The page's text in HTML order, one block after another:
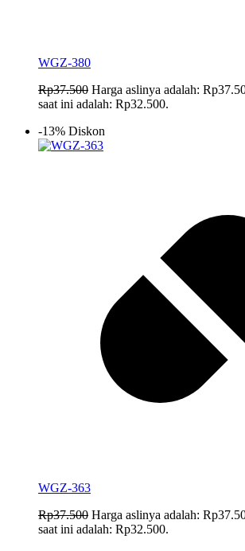
WGZ-380
Rp37.500 Harga aslinya adalah:
saat ini adalah: Rp32.500.
-13% Diskon
WGZ-363
Rp37.500 Harga aslinya adalah:
saat ini adalah: Rp32.500.